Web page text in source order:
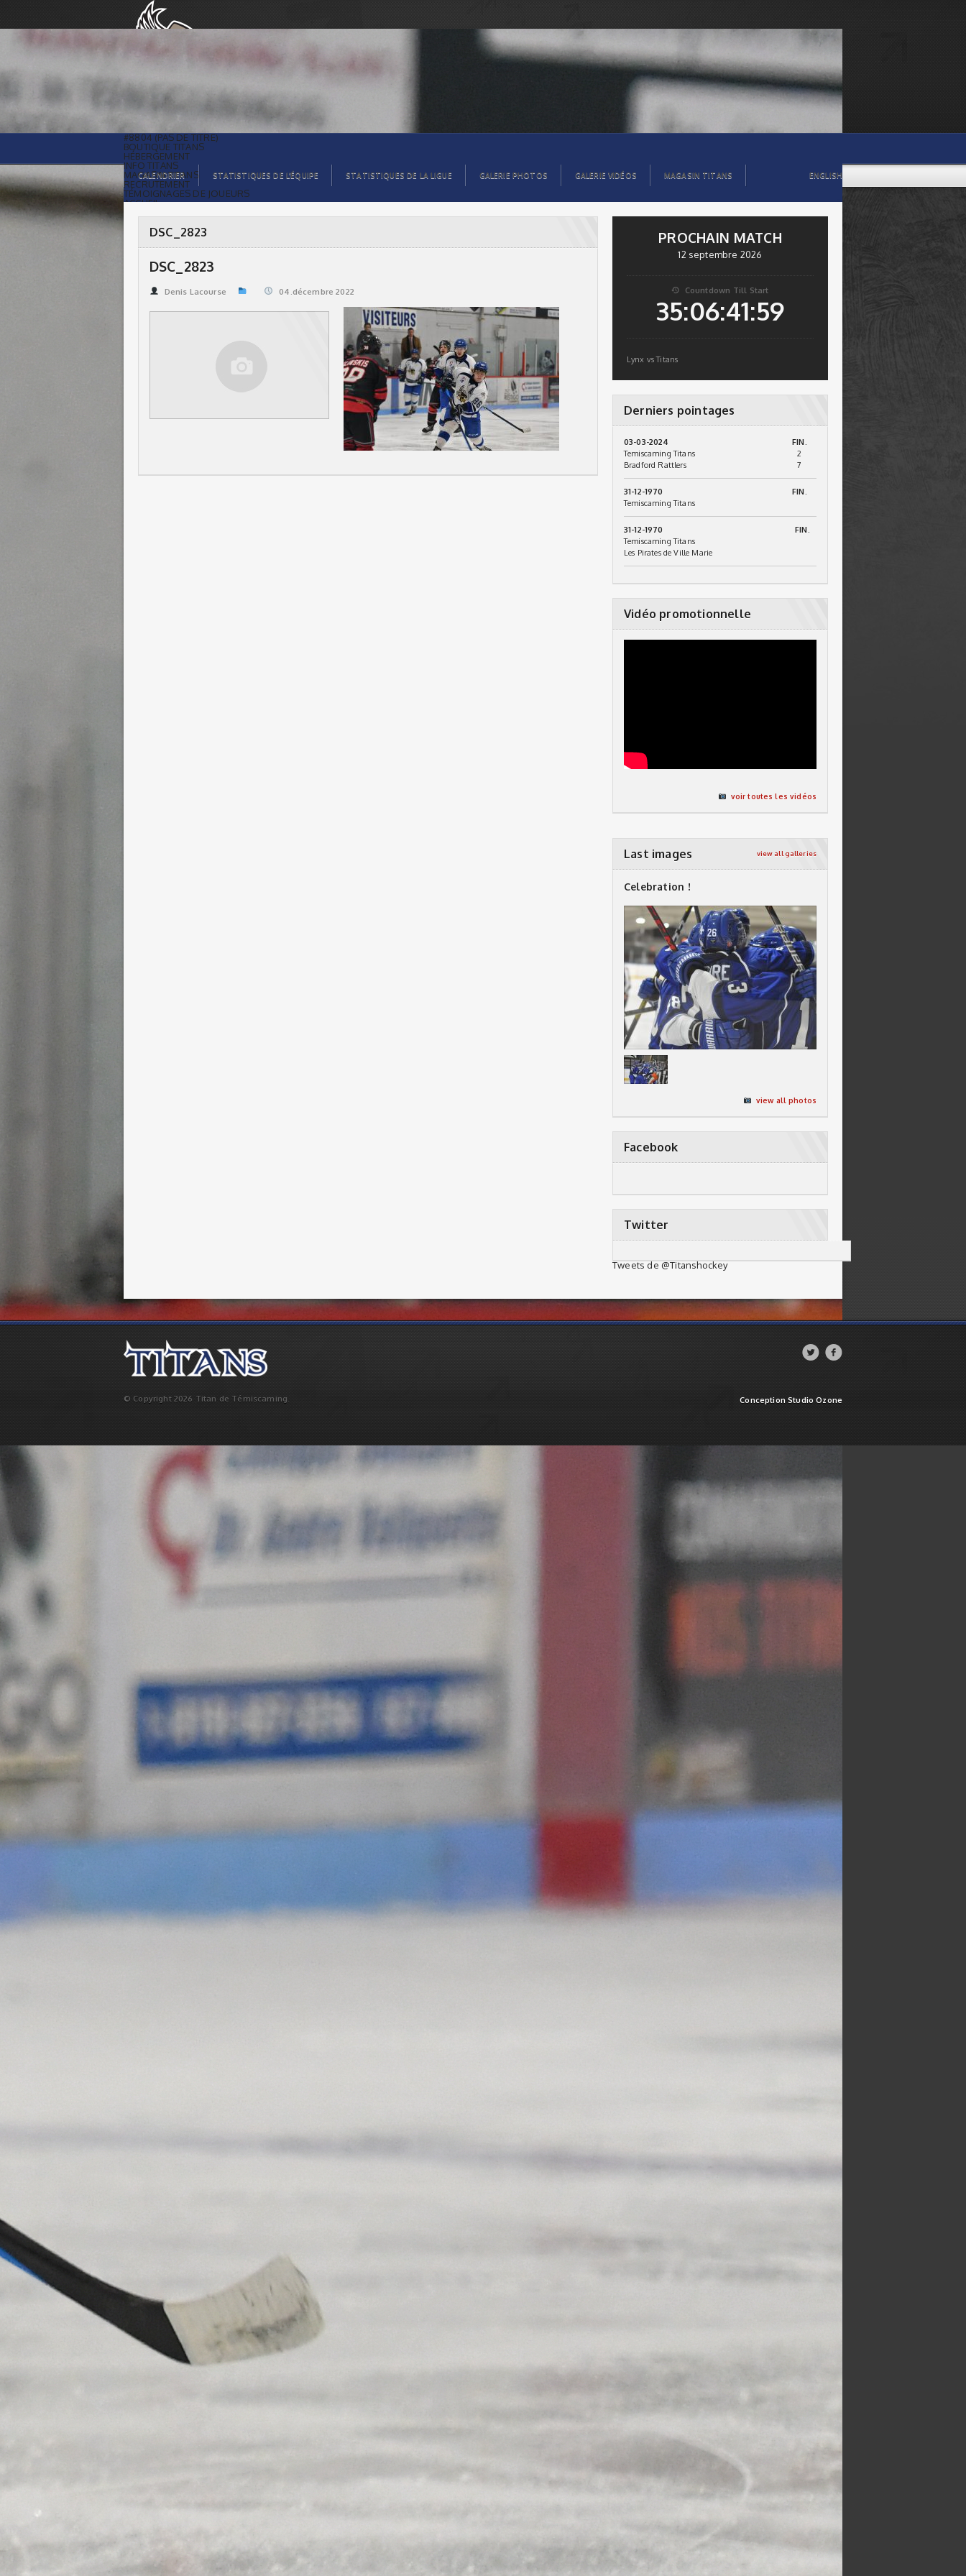
DSC_2823 | Titans de témiscaming
#8804 (PAS DE TITRE)
BOUTIQUE TITANS
HÉBERGEMENT
INFO TITANS
MAGASIN TITANS
RECRUTEMENT
TÉMOIGNAGES DE JOUEURS
ACCUEIL
GALERIE PHOTOS
STATISTIQUES
ORGANISATION
CALENDRIER
GALERIE VIDÉOS
COMMANDITAIRES
CALENDRIER STATISTIQUES DE L’ÉQUIPE STATISTIQUES DE LA LIGUE GALERIE PHOTOS GALERIE VIDÉOS MAGASIN TITANS ENGLISH
DSC_2823
DSC_2823
Denis Lacourse 04.décembre 2022
PROCHAIN MATCH
12 septembre 2026
 Countdown Till Start
35:06:41:56
Lynx vs Titans
Derniers pointages
03-03-2024
FIN.
Temiscaming Titans
2
Bradford Rattlers
7
31-12-1970
FIN.
Temiscaming Titans
31-12-1970
FIN.
Temiscaming Titans
Les Pirates de Ville Marie
Vidéo promotionnelle
voir toutes les vidéos
Last images view all galleries
Celebration !
view all photos
Facebook
Twitter
Tweets de @Titanshockey
 
© Copyright 2026 Titan de Témiscaming. Conception Studio Ozone